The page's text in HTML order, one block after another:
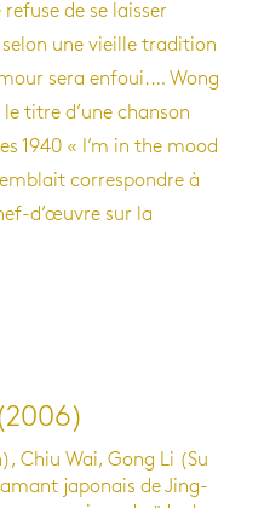
de se laisser
une vieille tradition
sera enfoui.… Wong
titre d’une chanson
1940 « I’m in the mood
correspondre à
d’œuvre sur la
Chiu Wai, Gong Li (Su
japonais de Jing-